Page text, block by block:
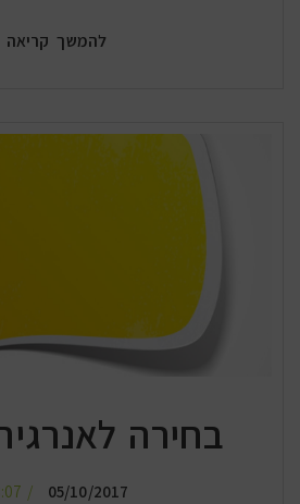
להמשך קריאה
בחירה
05/10/2017